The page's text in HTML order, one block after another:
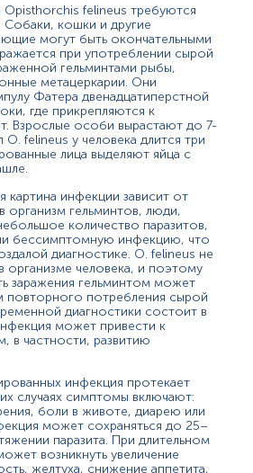
может возникнуть
болезненность, желтуха,
боль, субфебрильная
в кале, желчи или
кишки является
заражения человека
подход трудоемок.
описторхоза используют
крови человека. Этот
в связи со скоростью и
дающих возможность
(повышение
в правом подреберье,
тошнота, рвота, сыпь на
диагностика описторхоза и
проявляющихся подобными
лиц, относящихся к
и представители водных
felineus требуются
Собаки, кошки и другие
могут быть окончательными
при употреблении сырой
гельминтами рыбы,
метацеркарии. Они
Фатера двенадцатиперстной
где прикрепляются к
Взрослые особи вырастают до 7-
felineus у человека длится три
лица выделяют яйца с
картина инфекции зависит от
организм гельминтов, люди,
количество паразитов,
бессимптомную инфекцию, что
диагностике. O. felineus не
организме человека, и поэтому
заражения гельминтом может
повторного потребления сырой
диагностики состоит в
может привести к
в частности, развитию
инфекция протекает
случаях симптомы включают:
боли в животе, диарею или
может сохраняться до 25–
паразита. При длительном
возникнуть увеличение
желтуха, снижение аппетита,